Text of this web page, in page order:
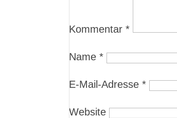
Kommentar*
Name*
E-Mail-Adresse*
Website